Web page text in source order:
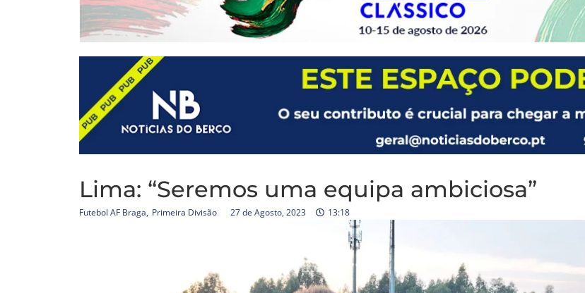
Lima: “Seremos uma equipa ambiciosa”
Futebol AF Braga, Primeira Divisão 27 de Agosto, 2023 13:18